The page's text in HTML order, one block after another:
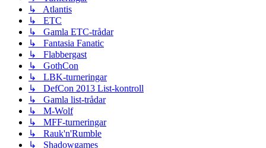
↳ Atlantis
↳ ETC
↳ Gamla ETC-trådar
↳ Fantasia Fanatic
↳ Flabbergast
↳ GothCon
↳ LBK-turneringar
↳ DefCon 2013 List-kontroll
↳ Gamla list-trådar
↳ M-Wolf
↳ MFF-turneringar
↳ Rauk'n'Rumble
↳ Shadowgames